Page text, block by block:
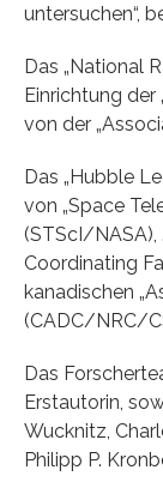
untersuchen“,
Das „National
Einrichtung der
von der
Das „Hubble
von „Space
(STScI/NASA),
Coordinating
kanadischen
(CADC/NRC/
Das
Erstautorin,
Wucknitz,
Philipp P.